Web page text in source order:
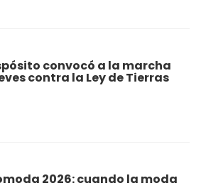
convocó a la marcha
contra la Ley de Tierras
2026: cuando la moda